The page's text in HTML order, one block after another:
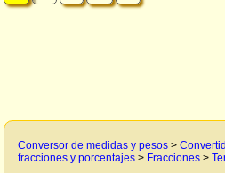
Conversor de medidas y pesos >
fracciones y porcentajes > Fracciones >